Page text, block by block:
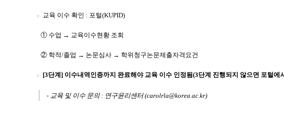
교육 이수 확인 : 포털(KUPID)
① 수업 → 교육이수현황 조회
② 학적/졸업 → 논문심사 → 학위청구논문제출자격요건
[3단계] 이수내역인증까지 완료해야 교육 이수 인정됨(3단계 진행되지 않으면 포털에
- 교육 및 이수 문의 : 연구윤리센터 (carolrla@korea.ac.kr)